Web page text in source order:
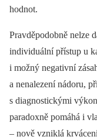
hodnot.
Pravděpodobně nelze
individuální přístup u
i možný negativní
a nenalezení ná­do­ru,
s diagnostickými
paradoxně pomáhá i
–⁠ nově vzniklá